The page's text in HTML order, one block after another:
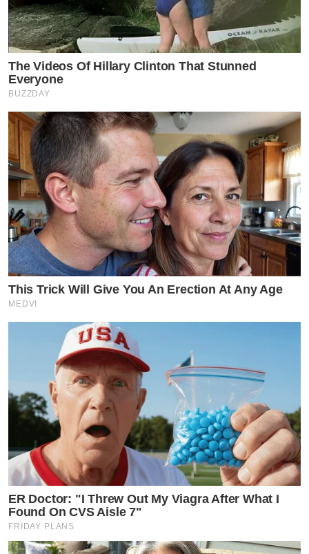
The Videos Of Hillary Clinton That Stunned
Everyone
BUZZDAY
This Trick Will Give You An Erection At Any Age
MEDVI
ER Doctor: "I Threw Out My Viagra After What I
Found On CVS Aisle 7"
FRIDAY PLANS